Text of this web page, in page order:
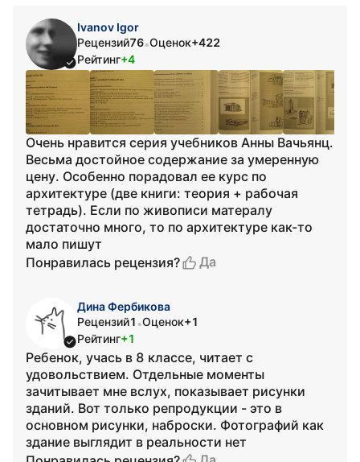
Ivanov Igor
Рецензий76•Оценок+422
Рейтинг+4
Очень нравится серия учебников Анны Вачьянц.
Весьма достойное содержание за умеренную
цену. Особенно порадовал ее курс по
архитектуре (две книги: теория + рабочая
тетрадь). Если по живописи матералу
достаточно много, то по архитектуре как-то
мало пишут
Понравилась рецензия?
Да
Дина Фербикова
Рецензий1 •Оценок+1
Рейтинг+1
Ребенок, учась в 8 классе, читает с
удовольствием. Отдельные моменты
зачитывает мне вслух, показывает рисунки
зданий. Вот только репродукции - это в
основном рисунки, наброски. Фотографий как
здание выглядит в реальности нет